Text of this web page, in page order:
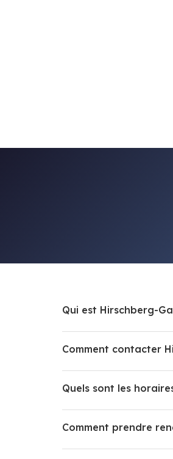
Qui est Hirschberg-
Comment contacter
Quels sont les
Comment prendre